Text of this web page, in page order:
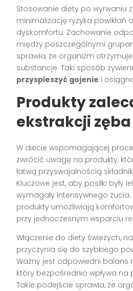
Stosowanie diety po wyrwaniu
minimalizację ryzyka powikłań
dyskomfortu. Zachowanie
między poszczególnymi
sprawia, że organizm
substancje. Taki sposób
przyspieszyć gojenie i
Produkty
ekstrakcji zęba
W diecie wspomagającej
zwrócić uwagę na produkty,
łatwą przyswajalnością
Kluczowe jest, aby posiłki były
wymagały intensywnego
produkty umożliwiają
przy jednoczesnym wsparciu
Włączenie do diety świeżych,
przyczynia się do szybkiego
Ważny jest odpowiedni balans
który bezpośrednio wpływa na
Takie podejście sprawia, że